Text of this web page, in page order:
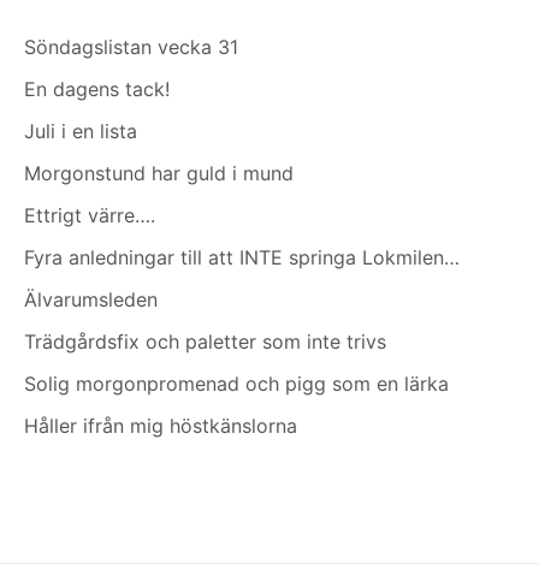
Söndagslistan vecka 31
En dagens tack!
Juli i en lista
Morgonstund har guld i mund
Ettrigt värre….
Fyra anledningar till att INTE springa Lokmilen…
Älvarumsleden
Trädgårdsfix och paletter som inte trivs
Solig morgonpromenad och pigg som en lärka
Håller ifrån mig höstkänslorna